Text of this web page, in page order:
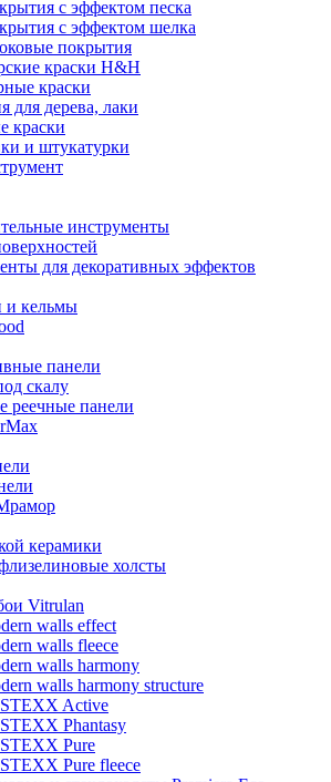
с эффектом песка
с эффектом шелка
покрытия
краски H&H
краски
для дерева, лаки
краски
и штукатурки
инструменты
для декоративных эффектов
и кельмы
панели
скалу
реечные панели
керамики
холсты
Vitrulan
walls effect
walls fleece
walls harmony
walls harmony structure
Active
Phantasy
Pure
Pure fleece